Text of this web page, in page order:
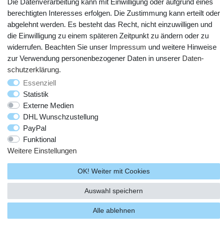
© Copyright 2025 webtotrade GmbH. Alle Rechte vorbehalten.
berechtigten Interesses erfolgen. Die Zustimmung kann erteilt oder
abgelehnt werden. Es besteht das Recht, nicht einzuwilligen und
die Einwilligung zu einem späteren Zeitpunkt zu ändern oder zu
widerrufen. Beachten Sie unser Impressum und weitere Hinweise
zur Verwendung personenbezogener Daten in unserer Daten­
schutz­erklärung.
Essenziell
Statistik
Externe Medien
DHL Wunschzustellung
PayPal
Funktional
Weitere Einstellungen
OK! Weiter mit Cookies
Alle ablehnen
Auswahl speichern